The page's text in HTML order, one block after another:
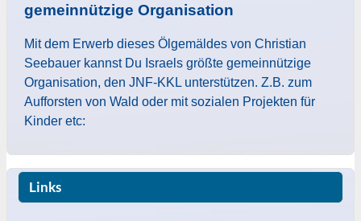
gemeinnützige Organisation
Mit dem Erwerb dieses Ölgemäldes von Christian
Seebauer kannst Du Israels größte gemeinnützige
Organisation, den JNF-KKL unterstützen. Z.B. zum
Aufforsten von Wald oder mit sozialen Projekten für
Kinder etc:
Links